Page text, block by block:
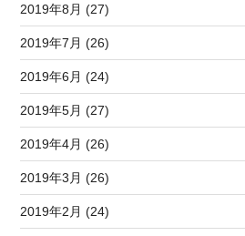
2019年8月 (27)
2019年7月 (26)
2019年6月 (24)
2019年5月 (27)
2019年4月 (26)
2019年3月 (26)
2019年2月 (24)